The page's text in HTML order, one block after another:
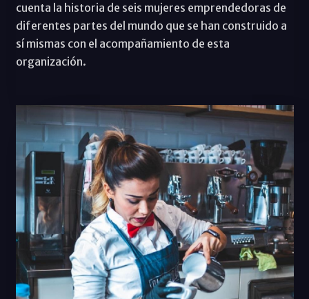
cuenta la historia de seis mujeres emprendedoras de
diferentes partes del mundo que se han construido a
sí mismas con el acompañamiento de esta
organización.